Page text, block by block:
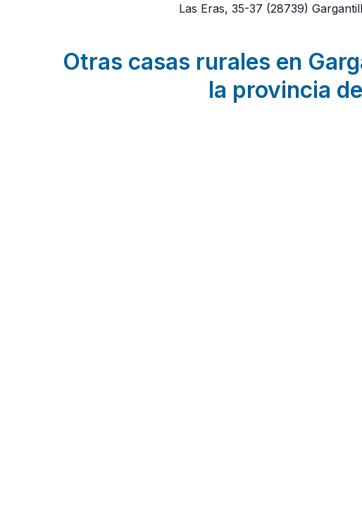
Las Eras, 35-37 (28739)
Otras casas rurales en
la provincia